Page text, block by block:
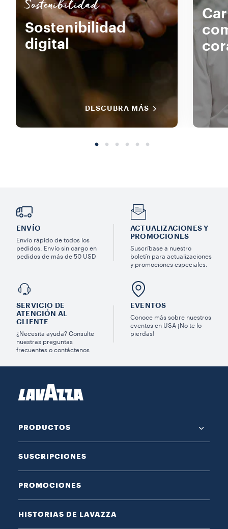
Sostenibilidad
Sostenibilidad
digital
DESCUBRA MÁS
ENVÍO
Envío rápido de todos los
pedidos. Envío sin cargo en
pedidos de más de 50 USD
ACTUALIZACIONES Y
PROMOCIONES
Suscríbase a nuestro
boletín para actualizaciones
y promociones especiales.
SERVICIO DE
ATENCIÓN AL
CLIENTE
¿Necesita ayuda? Consulte
nuestras preguntas
frecuentes o contáctenos
EVENTOS
Conoce más sobre nuestros
eventos en USA ¡No te lo
pierdas!
PRODUCTOS
SUSCRIPCIONES
PROMOCIONES
HISTORIAS DE LAVAZZA